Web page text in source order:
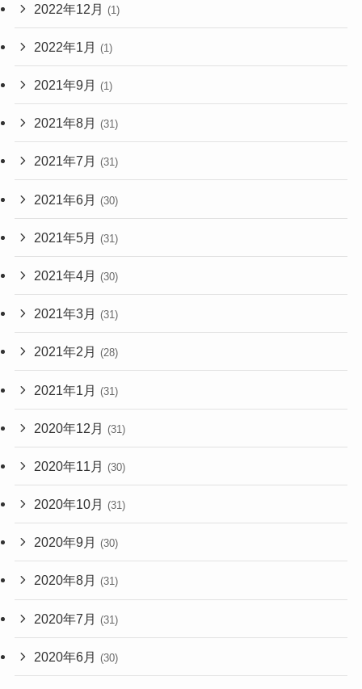
2022年12月 (1)
2022年1月 (1)
2021年9月 (1)
2021年8月 (31)
2021年7月 (31)
2021年6月 (30)
2021年5月 (31)
2021年4月 (30)
2021年3月 (31)
2021年2月 (28)
2021年1月 (31)
2020年12月 (31)
2020年11月 (30)
2020年10月 (31)
2020年9月 (30)
2020年8月 (31)
2020年7月 (31)
2020年6月 (30)